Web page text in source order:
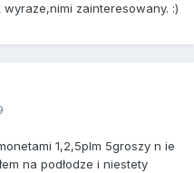
wyraze,nimi zainteresowany. :)
1,2,5plm 5groszy n ie
na podłodze i niestety